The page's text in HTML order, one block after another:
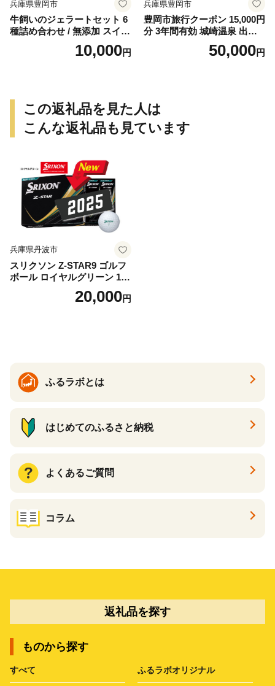
兵庫県豊岡市
牛飼いのジェラートセット 6
種詰め合わせ / 無添加 スイー
ツ ジェラート シャーベット
アイスクリーム 卵 小麦粉不
10,000円
兵庫県豊岡市
豊岡市旅行クーポン 15,000円
分 3年間有効 城崎温泉 出石
竹野 神鍋 など 宿泊施設 飲食
店 観光施設 250施設以上で使
50,000円
この返礼品を見た人は
こんな返礼品も見ています
兵庫県丹波市
スリクソン Z-STAR9 ゴルフ
ボール ロイヤルグリーン 1ダ
ース 12球 兵庫県丹波市 ふる
20,000円
ふるラボとは
はじめてのふるさと納税
よくあるご質問
コラム
返礼品を探す
ものから探す
すべて ふるラボオリジナル